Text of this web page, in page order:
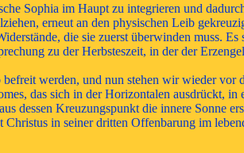
Sophia im Haupt zu integrieren und
erneut an den physischen Leib
die sie zuerst überwinden muss.
zu der Herbsteszeit, in der der
werden, und nun stehen wir wieder
das sich in der Horizontalen ausdrückt,
dessen Kreuzungspunkt die innere Sonne
in seiner dritten Offenbarung im